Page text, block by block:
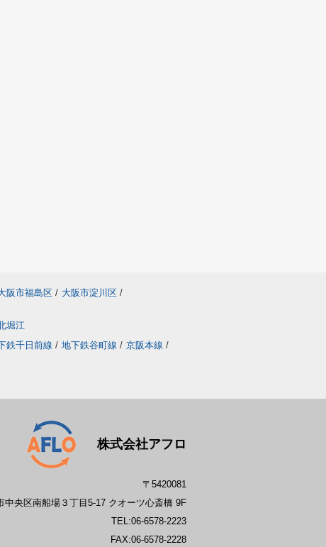
阪市福島区 / 大阪市淀川区 /
堀江
鉄千日前線 / 地下鉄谷町線 / 京阪本線 /
株式会社アフロ
〒5420081
中央区南船場３丁目5-17 クオーツ心斎橋 9F
TEL:06-6578-2223
FAX:06-6578-2228